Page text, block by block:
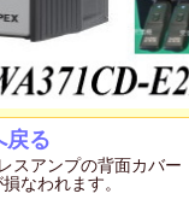
戻る
スアンプの背面カバー
なわれます。